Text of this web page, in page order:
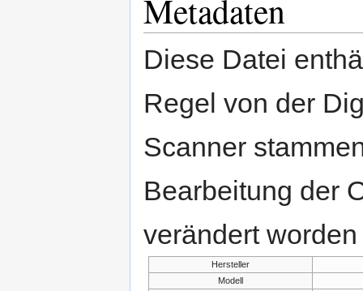
Metadaten
Diese Datei
Regel von der
Scanner
Bearbeitung der
verändert
Hersteller
Modell